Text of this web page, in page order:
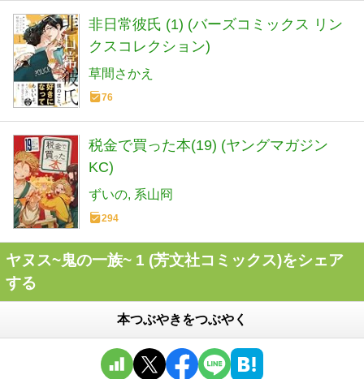
非日常彼氏 (1) (バーズコミックス リン
クスコレクション)
草間さかえ
76
税金で買った本(19) (ヤングマガジン
KC)
ずいの 系山冏
294
ヤヌス~鬼の一族~ 1 (芳文社コミックス)をシェア
する
本つぶやきをつぶやく